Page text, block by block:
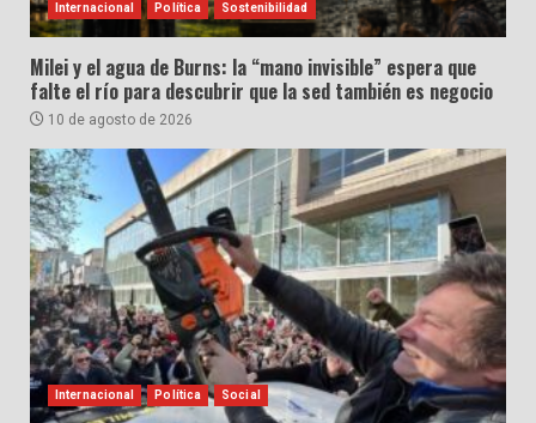
Internacional Política Sostenibilidad
Milei y el agua de Burns: la “mano invisible” espera que
falte el río para descubrir que la sed también es negocio
10 de agosto de 2026
Internacional Política Social